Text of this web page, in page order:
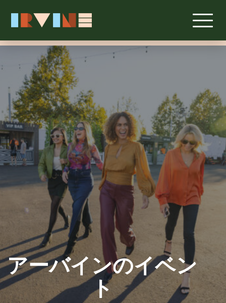
アーバインのイベン
ト